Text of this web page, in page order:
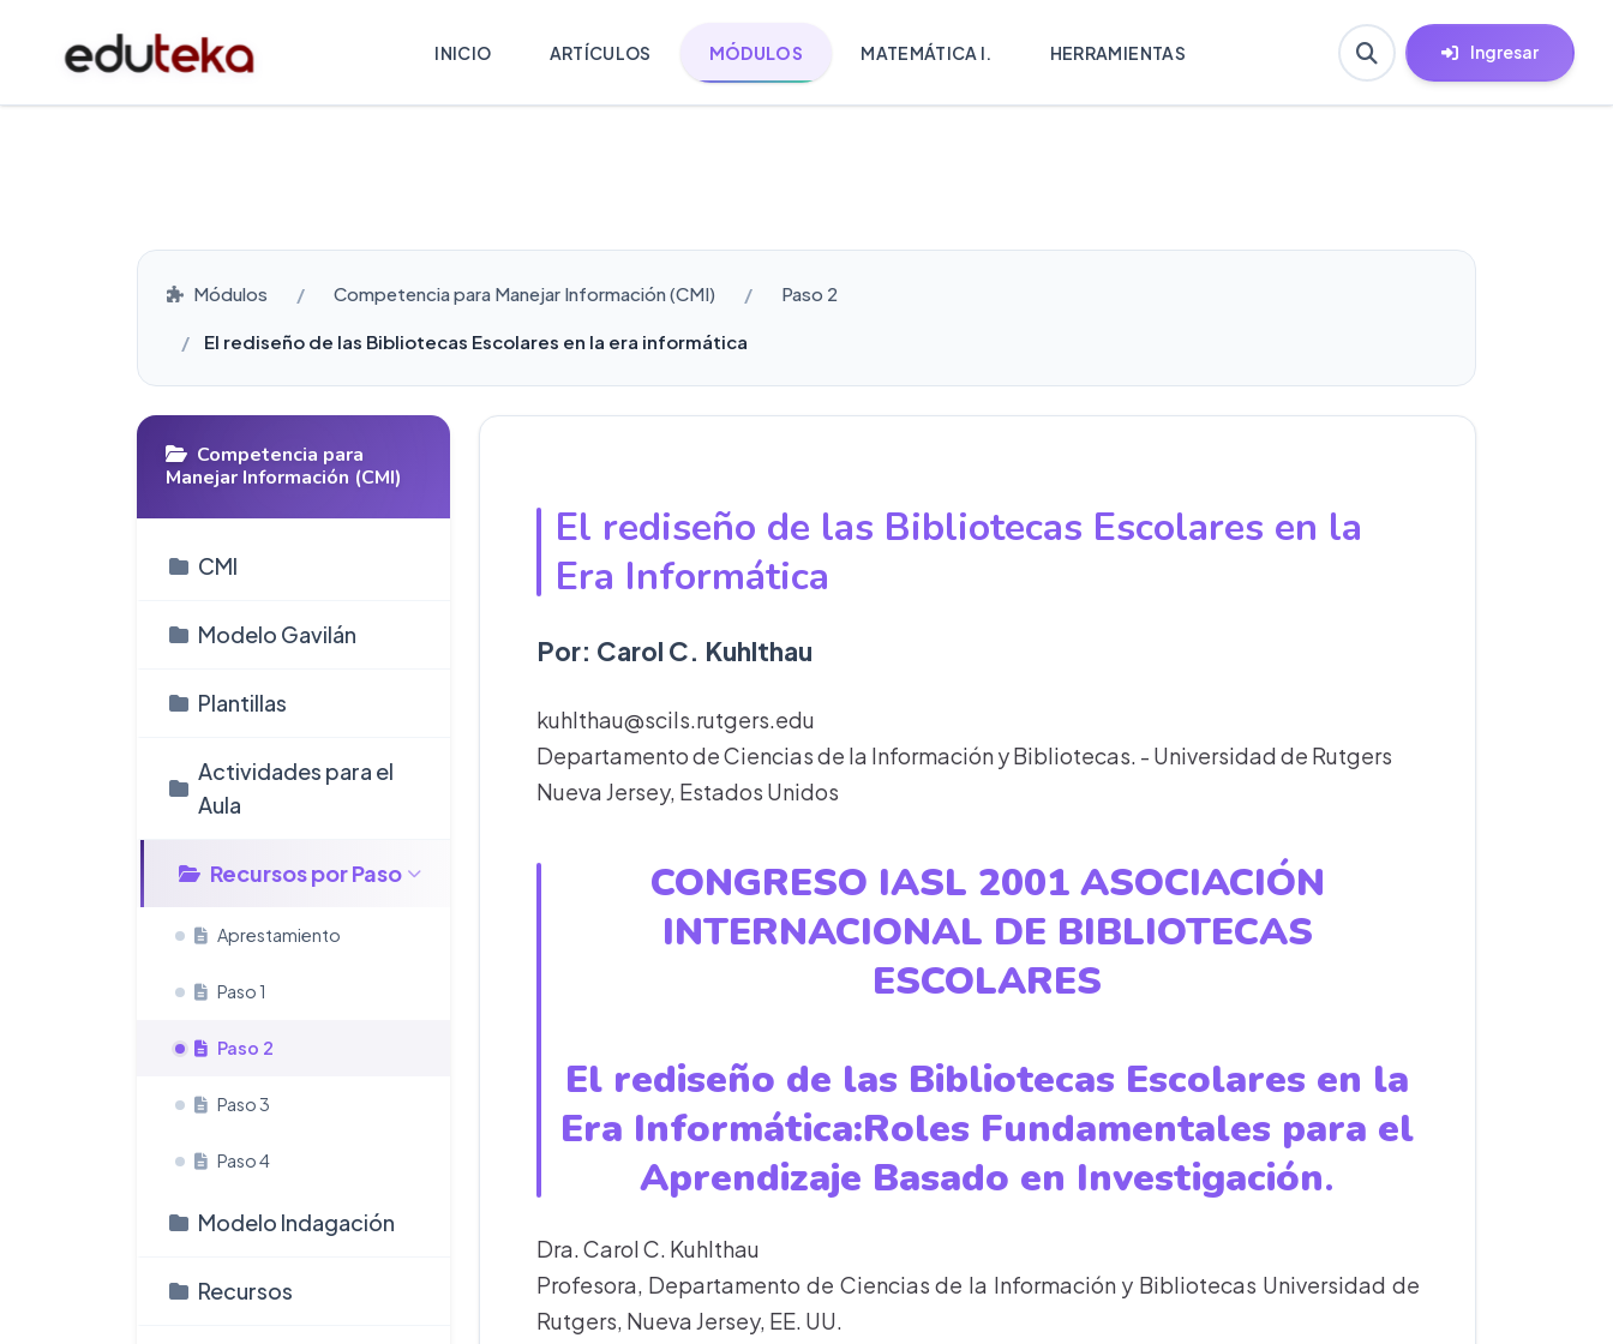
INICIO ARTÍCULOS MÓDULOS MATEMÁTICA I. HERRAMIENTAS Ingresar
Módulos Competencia para Manejar Información (CMI) Paso 2
El rediseño de las Bibliotecas Escolares en la era informática
Competencia para
Manejar Información (CMI)
CMI
Modelo Gavilán
Plantillas
Actividades para el
Aula
Recursos por Paso
Aprestamiento
Paso 1
Paso 2
Paso 3
Paso 4
Modelo Indagación
Recursos
El rediseño de las Bibliotecas Escolares en la
Era Informática
Por: Carol C. Kuhlthau
kuhlthau@scils.rutgers.edu
Departamento de Ciencias de la Información y Bibliotecas. - Universidad de Rutgers
Nueva Jersey, Estados Unidos
CONGRESO IASL 2001 ASOCIACIÓN
INTERNACIONAL DE BIBLIOTECAS
ESCOLARES
El rediseño de las Bibliotecas Escolares en la
Era Informática:Roles Fundamentales para el
Aprendizaje Basado en Investigación.
Dra. Carol C. Kuhlthau
Profesora, Departamento de Ciencias de la Información y Bibliotecas Universidad de
Rutgers, Nueva Jersey, EE. UU.